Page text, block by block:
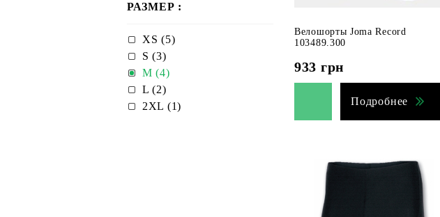
РАЗМЕР :
XS (5)
S (3)
M (4)
L (2)
2XL (1)
Велошорты Joma Record
103489.300
933 грн
Подробнее